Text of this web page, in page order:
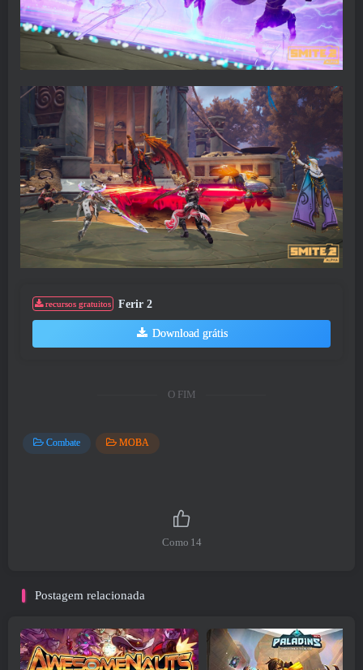
recursos gratuitos Ferir 2
Download grátis
O FIM
Combate MOBA
Como 14
Postagem relacionada